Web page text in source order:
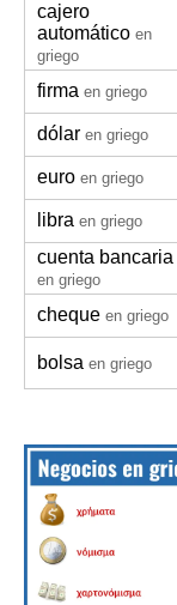
cajero
automático en
griego
firma en griego
dólar en griego
euro en griego
libra en griego
cuenta bancaria
en griego
cheque en griego
bolsa en griego